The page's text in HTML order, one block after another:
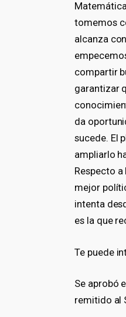
tomemos
alcanza
compartir
garantizar
da
sucede. El
ampliarlo
Respecto
mejor
intenta
es la que
Te puede
Se aprobó
remitido al